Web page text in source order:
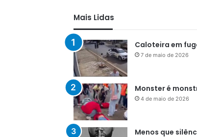
Mais Lidas
Caloteira em fuga